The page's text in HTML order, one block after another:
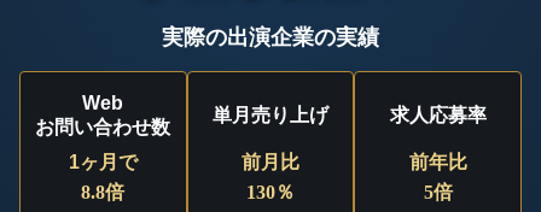
実際の出演企業の実績
Web
お問い合わせ数
1ヶ月で
8.8倍
単月売り上げ
前月比
130％
求人応募率
前年比
5倍